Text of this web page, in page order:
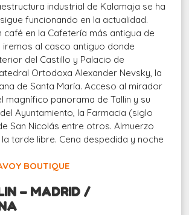
industrial de Kalamaja se ha
funcionando en la actualidad.
café en la Cafetería más antigua de
iremos al casco antiguo donde
del Castillo y Palacio de
Ortodoxa Alexander Nevsky, la
de Santa María. Acceso al mirador
magnífico panorama de Tallin y su
Ayuntamiento, la Farmacia (siglo
San Nicolás entre otros. Almuerzo
tarde libre. Cena despedida y noche
BOUTIQUE
– MADRID /